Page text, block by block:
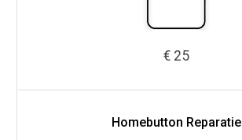
€ 25
Homebutton Reparatie